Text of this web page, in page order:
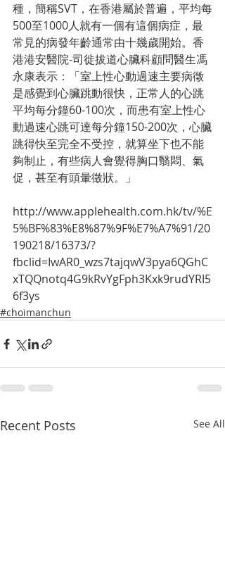
種，簡稱SVT，在香港屬於普遍，平均每
500至1000人就有一個有這個病症，最
常見的病發年齡通常由十幾歲開始。香
港港安醫院-司徙拔道心臟科顧問醫生馮
永康表示：「室上性心動過速主要病徵
是感覺到心臟跳動很快，正常人的心跳
平均每分鐘60-100次，而患有室上性心
動過速心跳可達每分鐘150-200次，心臟
跳得快至完全不受控，就算坐下也不能
夠制止，有些病人會覺得胸口翳悶、氣
促，甚至有頭暈徵狀。」
http://www.applehealth.com.hk/tv/%E
5%BF%83%E8%87%9F%E7%A7%91/20
190218/16373/?
fbclid=IwAR0_wzs7tajqwV3pya6QGhC
xTQQnotq4G9kRvYgFph3Kxk9rudYRI5
6f3ys
#choimanchun
Recent Posts See All